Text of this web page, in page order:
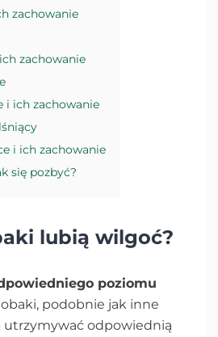
zachowanie
zachowanie
i ich zachowanie
i ich zachowanie
się pozbyć?
lubią wilgoć?
poziomu
podobnie jak inne
utrzymywać odpowiednią